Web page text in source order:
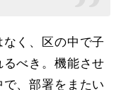
く、区の中で子
べき。機能させ
、部署をまたい